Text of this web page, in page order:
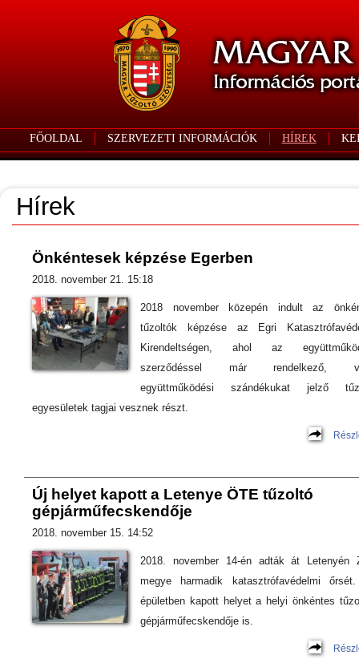
FŐOLDAL SZERVEZETI INFORMÁCIÓK HÍREK
Hírek
Önkéntesek képzése Egerben
2018. november 21. 15:18
2018 november közepén indult az
tűzoltók képzése az Egri
Kirendeltségen, ahol az
szerződéssel már rendelkező,
együttműködési szándékukat jelző
egyesületek tagjai vesznek részt.
Új helyet kapott a Letenye ÖTE tűzoltó
gépjárműfecskendője
2018. november 15. 14:52
2018. november 14-én adták át Letenyén
megye harmadik katasztrófavédelmi
épületben kapott helyet a helyi önkéntes
gépjárműfecskendője is.